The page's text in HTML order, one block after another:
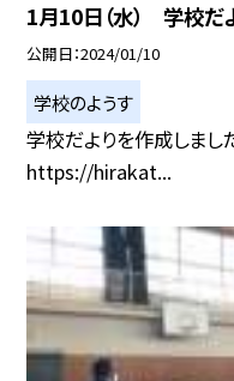
1月10日（水） 学校だ
公開日 2024/01/10
学校のようす
学校だよりを作成しまし
https://hirakat...